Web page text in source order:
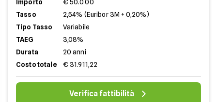
Importo
€ 50.000
Tasso
2,54% (Euribor 3M + 0,20%)
Tipo Tasso
Variabile
TAEG
3,08%
Durata
20 anni
Costo totale
€ 31.911,22
Verifica fattibilità